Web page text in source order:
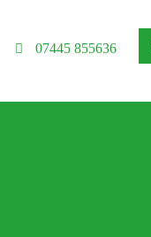
07445 855636